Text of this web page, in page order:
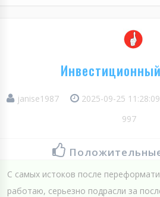
janise1987 2025-09-25 11:28:09
997
С самых истоков после
работаю, серьезно подрасли за